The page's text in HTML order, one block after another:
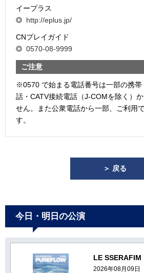
イープラス
http://eplus.jp/
CNプレイガイド
0570-08-9999
ご注意
※0570 で始まる電話番号は一部の携帯
話・CATV接続電話（J-COMを除く）
せん。また公衆電話から一部、ご利用
す。
＞ 戻る
今日・明日の公演
LE SSERAFIM
2026年08月09日